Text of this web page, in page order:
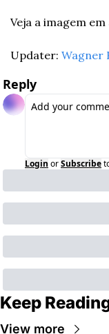
Veja a imagem
Updater: Wagner
Reply
Login orSubscribe
Keep
View more